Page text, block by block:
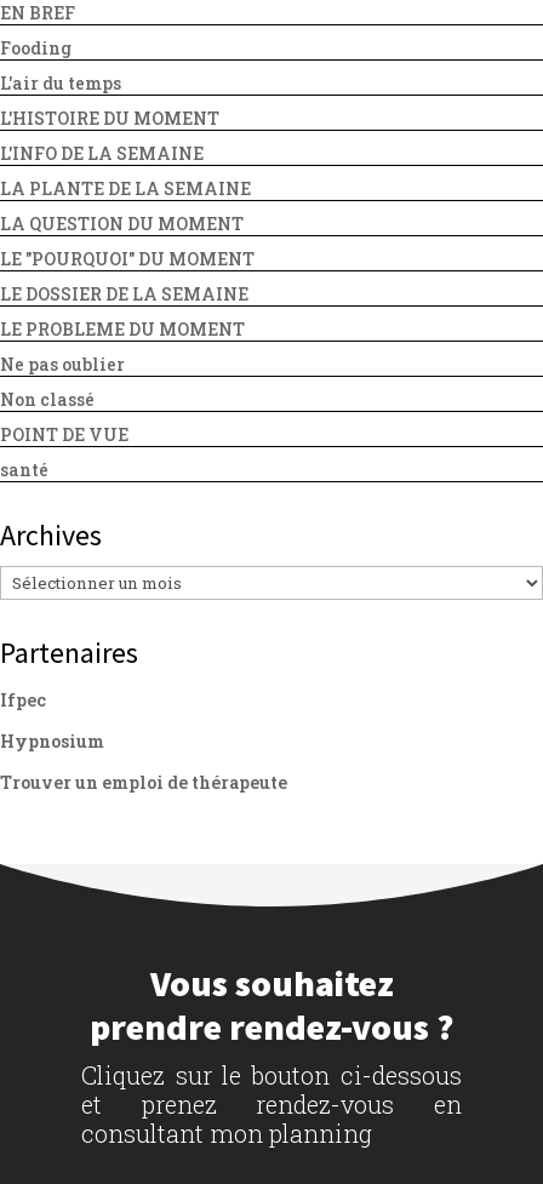
EN BREF
Fooding
L'air du temps
L'HISTOIRE DU MOMENT
L'INFO DE LA SEMAINE
LA PLANTE DE LA SEMAINE
LA QUESTION DU MOMENT
LE "POURQUOI" DU MOMENT
LE DOSSIER DE LA SEMAINE
LE PROBLEME DU MOMENT
Ne pas oublier
Non classé
POINT DE VUE
santé
Archives
Archives
Partenaires
Ifpec
Hypnosium
Trouver un emploi de thérapeute
Vous souhaitez
prendre rendez-vous ?
Cliquez sur le bouton ci-dessous
et prenez rendez-vous en
consultant mon planning